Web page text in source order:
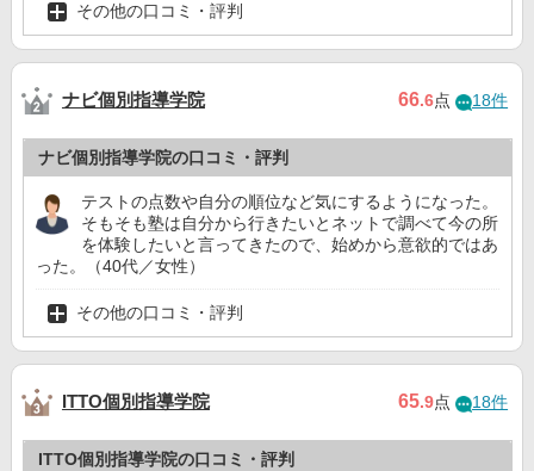
その他の口コミ・評判
ナビ個別指導学院 66.6点 18件
ナビ個別指導学院の口コミ・評判
テストの点数や自分の順位など気にするようになった。
そもそも塾は自分から行きたいとネットで調べて今の所
を体験したいと言ってきたので、始めから意欲的ではあ
った。（40代／女性）
その他の口コミ・評判
ITTO個別指導学院 65.9点 18件
ITTO個別指導学院の口コミ・評判